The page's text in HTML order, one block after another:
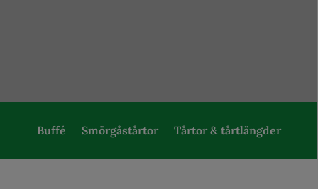
Buffé Smörgåstårtor Tårtor & tårtlängder